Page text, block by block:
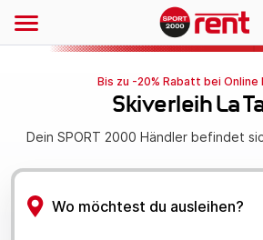
Bis zu -20% Rabatt bei Online
Skiverleih La
Dein SPORT 2000 Händler befindet